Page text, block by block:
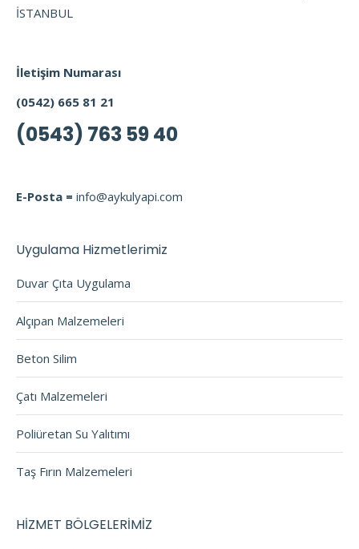
İSTANBUL
İletişim Numarası
(0542) 665 81 21
(0543) 763 59 40
E-Posta = info@aykulyapi.com
Uygulama Hizmetlerimiz
Duvar Çıta Uygulama
Alçıpan Malzemeleri
Beton Silim
Çatı Malzemeleri
Poliüretan Su Yalıtımı
Taş Fırın Malzemeleri
HİZMET BÖLGELERİMİZ